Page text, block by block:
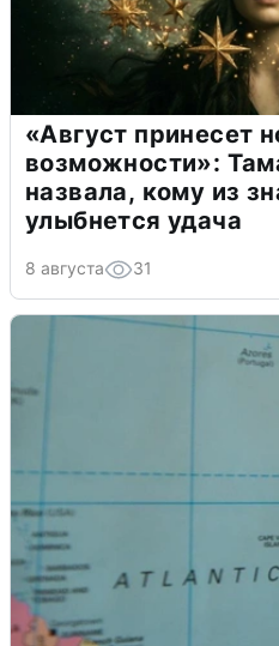
«Август принесет
возможности»:
назвала, кому из
улыбнется удача
8 августа 31